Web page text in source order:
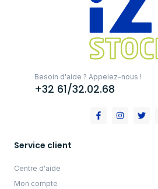
Besoin d'aide ? Appelez-nous !
+32 61/32.02.68
Service client
Centre d'aide
Mon compte